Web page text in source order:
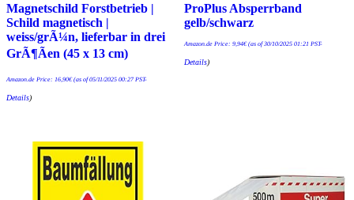
Magnetschild Forstbetrieb |
Schild magnetisch |
weiss/grÃ¼n, lieferbar in drei
GrÃ¶Ãen (45 x 13 cm)
Amazon.de Price: 16,90€(as of 05/11/2025 00:27 PST-
Details)
ProPlus Absperrband
gelb/schwarz
Amazon.de Price: 9,94€(as of 30/10/2025 01:21 PST-
Details)